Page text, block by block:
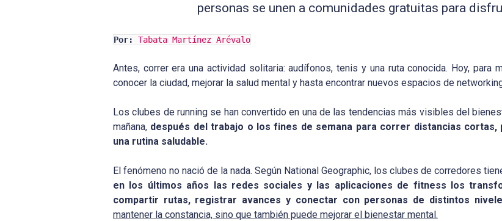
personas se unen a comunidades gratuitas para
Por: Tabata Martínez Arévalo
Antes, correr era una actividad solitaria: audífonos, tenis y una ruta conocida. Hoy, para
conocer la ciudad, mejorar la salud mental y hasta encontrar nuevos espacios de
Los clubes de running se han convertido en una de las tendencias más visibles del
mañana,después del trabajo o los fines de semana para correr distancias
una rutina saludable.
El fenómeno no nació de la nada. Según National Geographic, los clubes de corredores
en los últimos años las redes sociales y las aplicaciones de fitness los
compartir rutas, registrar avances y conectar con personas de distintos
mantener la constancia, sino que también puede mejorar el bienestar mental.